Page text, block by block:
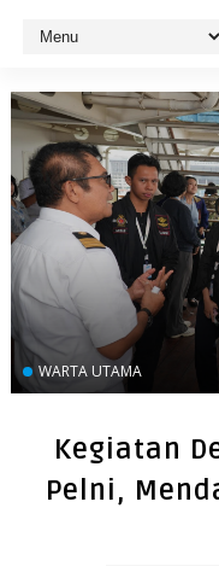
WARTA UTAMA
Kegiatan
Pelni,